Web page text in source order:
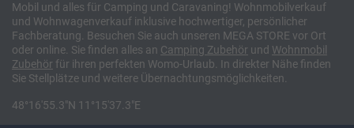
Mobil und alles für Camping und Caravaning! Wohnmobilverkauf
und Wohnwagenverkauf inklusive hochwertiger, persönlicher
Fachberatung. Besuchen Sie auch unseren MEGA STORE vor Ort
oder online. Sie finden alles an Camping Zubehör und Wohnmobil
Zubehör für ihren perfekten Womo-Urlaub. In direkter Nähe finden
Sie Stellplätze und weitere Übernachtungsmöglichkeiten.
48°16'55.3"N 11°15'37.3"E